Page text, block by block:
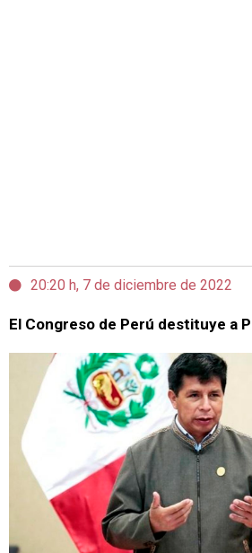
20:20 h, 7 de diciembre de 2022
El Congreso de Perú destituye a